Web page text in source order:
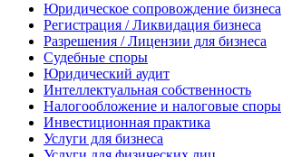
Юридическое сопровождение бизнеса
Регистрация / Ликвидация бизнеса
Разрешения / Лицензии для бизнеса
Судебные споры
Юридический аудит
Интеллектуальная собственность
Налогообложение и налоговые споры
Инвестиционная практика
Услуги для бизнеса